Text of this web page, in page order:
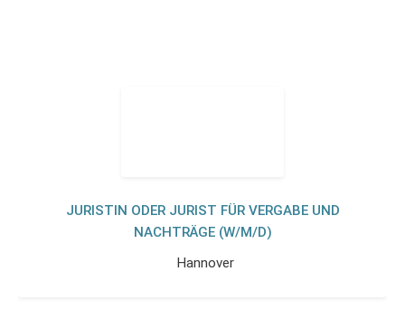
JURISTIN ODER JURIST FÜR VERGABE UND
NACHTRÄGE (W/M/D)
Hannover